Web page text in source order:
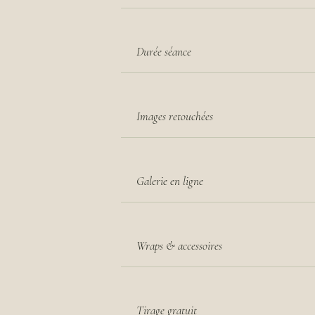
Durée séance
Images retouchées
Galerie en ligne
Wraps & accessoires
Tirage gratuit